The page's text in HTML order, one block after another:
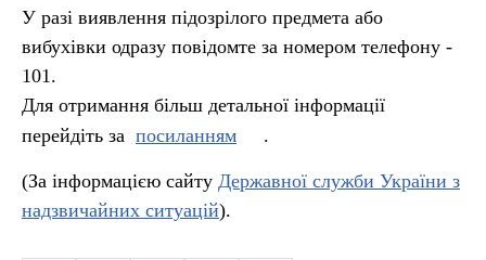
У разі виявлення підозрілого предмета або
вибухівки одразу повідомте за номером телефону -
101.
Для отримання більш детальної інформації
перейдіть за посиланням .
(За інформацією сайту Державної служби України з
надзвичайних ситуацій).